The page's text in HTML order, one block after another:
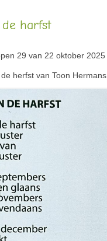
harfst
29 van 22 oktober 2025
herfst van Toon Hermans.